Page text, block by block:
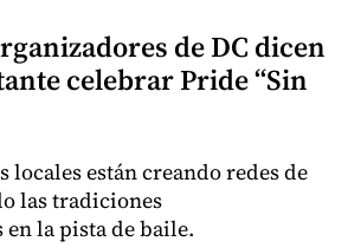
de DC dicen
celebrar Pride “Sin
locales están creando redes de
las tradiciones
la pista de baile.